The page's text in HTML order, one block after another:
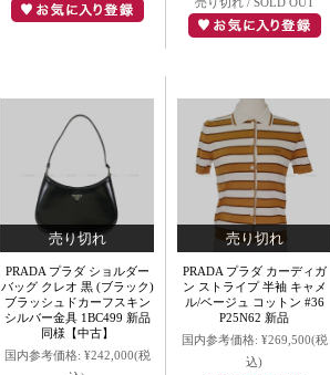
PRADA プラダ ショルダー
バッグ クレオ 黒 (ブラック)
ブラッシュドカーフスキン
シルバー金具 1BC499 新品
同様【中古】
国内参考価格: ¥242,000(税
PRADA プラダ カーディガ
ン ストライプ 半袖 キャメ
ル/ベージュ コットン #36
P25N62 新品
国内参考価格: ¥269,500(税
込)